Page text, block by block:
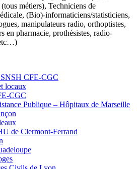
métiers), Techniciens de
(Bio)-informaticiens/statisticiens,
manipulateurs radio, orthoptistes,
en pharmacie, prothésistes, radio-
CFE-CGC
locaux
CGC
Publique – Hôpitaux de Marseille
de Clermont-Ferrand